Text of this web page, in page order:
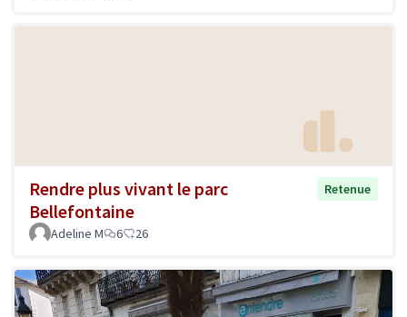
Rendre plus vivant le parc
Bellefontaine
Retenue
Adeline M 6 26